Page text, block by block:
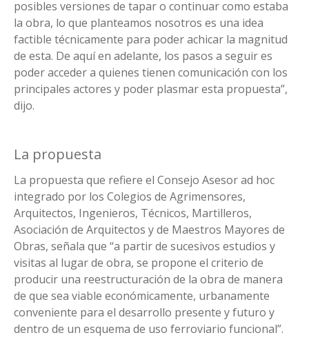
posibles versiones de tapar o continuar como estaba
la obra, lo que planteamos nosotros es una idea
factible técnicamente para poder achicar la magnitud
de esta. De aquí en adelante, los pasos a seguir es
poder acceder a quienes tienen comunicación con los
principales actores y poder plasmar esta propuesta”,
dijo.
La propuesta
La propuesta que refiere el Consejo Asesor ad hoc
integrado por los Colegios de Agrimensores,
Arquitectos, Ingenieros, Técnicos, Martilleros,
Asociación de Arquitectos y de Maestros Mayores de
Obras, señala que “a partir de sucesivos estudios y
visitas al lugar de obra, se propone el criterio de
producir una reestructuración de la obra de manera
de que sea viable económicamente, urbanamente
conveniente para el desarrollo presente y futuro y
dentro de un esquema de uso ferroviario funcional”.